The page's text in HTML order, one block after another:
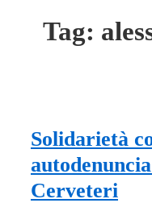
Tag:
Solidarietà
Cerveteri